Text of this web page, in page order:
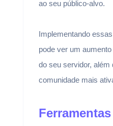
ao seu público-alvo.
Implementando
pode ver um
do seu servidor, além
comunidade mais